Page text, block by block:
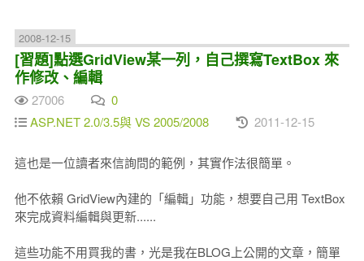
2008-12-15
[習題]點選GridView某一列，自己撰寫TextBox 來
作修改、編輯
27006
0
ASP.NET 2.0/3.5與 VS 2005/2008
2011-12-15
這也是一位讀者來信詢問的範例，其實作法很簡單。
他不依賴 GridView內建的「編輯」功能，想要自己用 TextBox
來完成資料編輯與更新......
這些功能不用買我的書，光是我在BLOG上公開的文章，簡單